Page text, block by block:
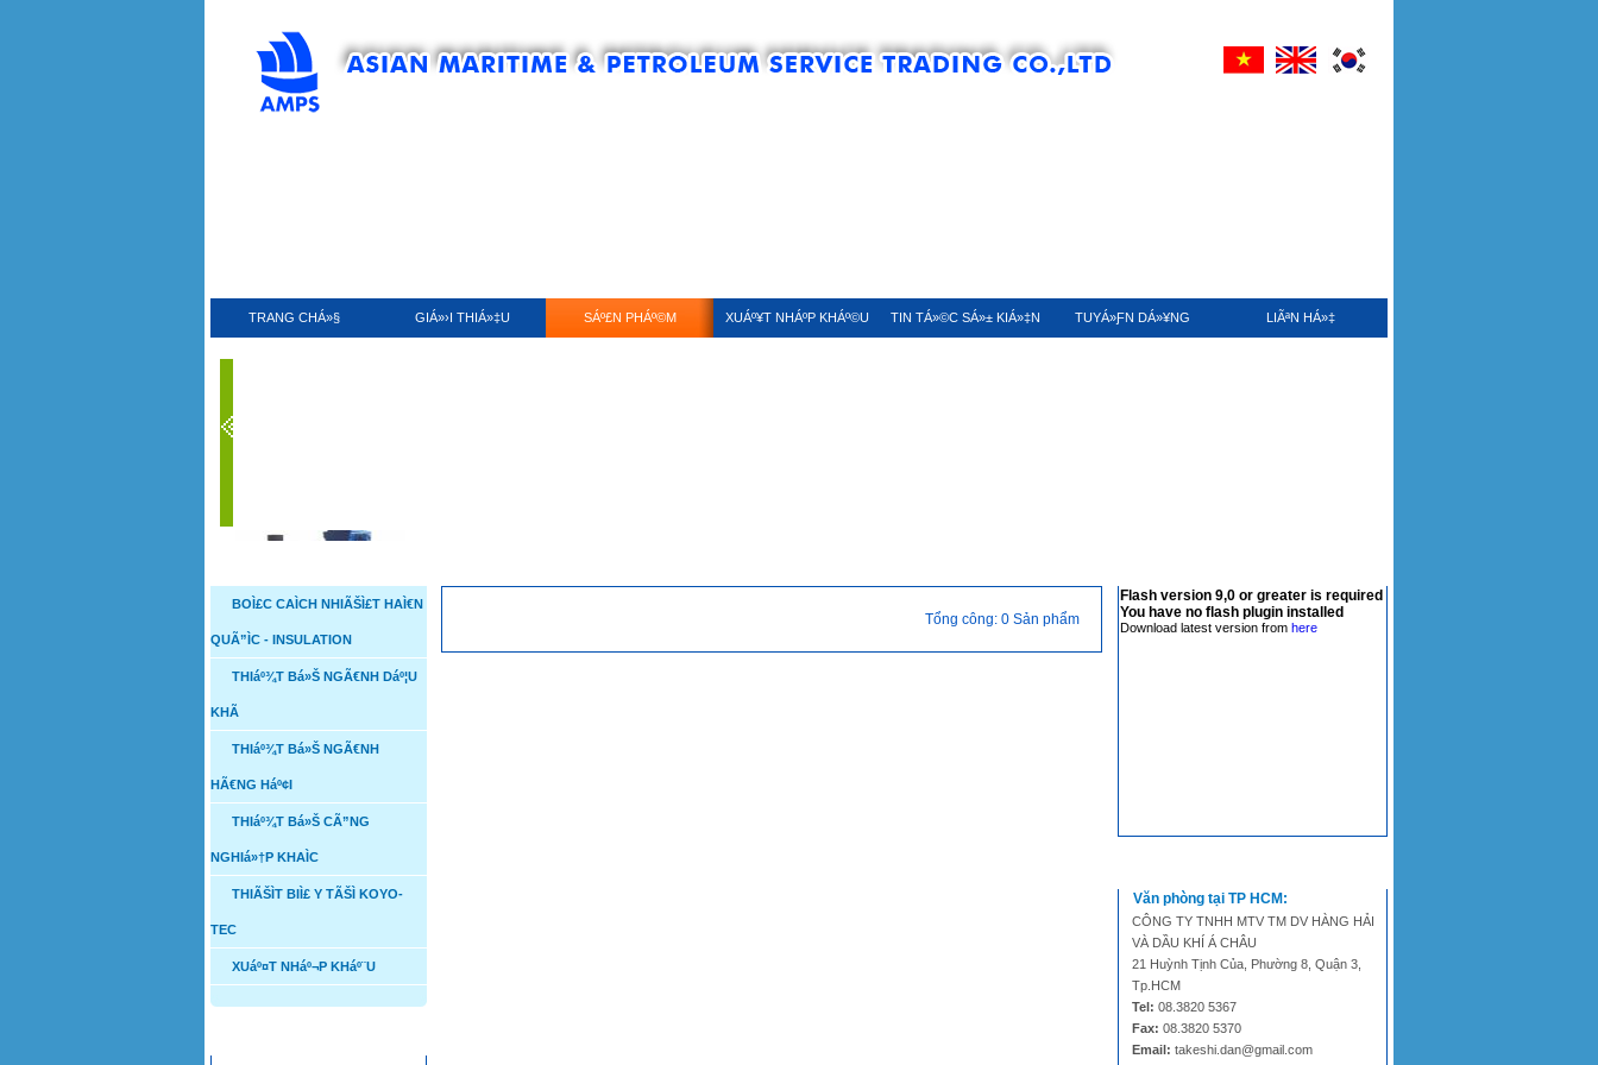
TRANG CHÁ»§ GIÁ»›I THIÁ»‡U SÁº£N PHÁº©M XUÁº¥T NHÁº­P KHÁº©U TIN TÁ»©C SÁ»± KIÁ»‡N TUYÁ»ƑN DÁ»¥NG LIÃªN HÁ»‡
NON-METALLIC MAG-
DRIVE CENTRIFUGAL
Cá»­a cho ngÃ nh hÃ ng
háº£i
BOÌ£C CAÌCH NHIÃŠÌ£T HAÌ€N
QUÃ”ÌC - INSULATION
THIáº¾T Bá»Š NGÃ€NH Dáº¦U
KHÃ
THIáº¾T Bá»Š NGÃ€NH
HÃ€NG Háº¢I
THIáº¾T Bá»Š CÃ”NG
NGHIá»†P KHAÌC
THIÃŠÌT BIÌ£ Y TÃŠÌ KOYO-
TEC
XUáº¤T NHáº¬P KHáº¨U
Flash version 9,0 or greater is required
You have no flash plugin installed
Download latest version from here
Văn phòng tại TP HCM:
CÔNG TY TNHH MTV TM DV HÀNG HẢI
VÀ DẦU KHÍ Á CHÂU
21 Huỳnh Tịnh Của, Phường 8, Quận 3,
Tp.HCM
Tel: 08.3820 5367
Fax: 08.3820 5370
Email: takeshi.dan@gmail.com
Tổng công: 0 Sản phẩm